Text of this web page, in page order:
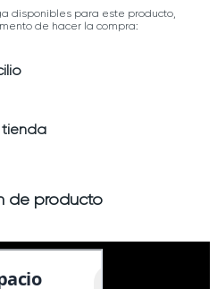
disponibles para este producto,
de hacer la compra:
de producto